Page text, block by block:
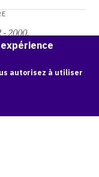
- 2000.
ark:38997/o168
autorisez à utiliser